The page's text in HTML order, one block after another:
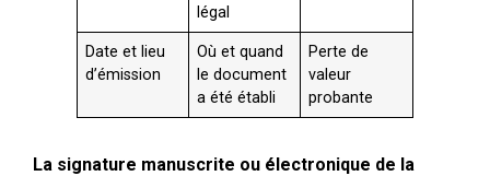
légal
Date et lieu
d’émission
Où et quand
le document
a été établi
Perte de
valeur
probante
La signature manuscrite ou électronique de la